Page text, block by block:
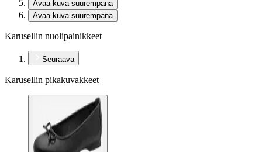
Avaa kuva suurempana
Avaa kuva suurempana
Karusellin nuolipainikkeet
Seuraava
Karusellin pikakuvakkeet